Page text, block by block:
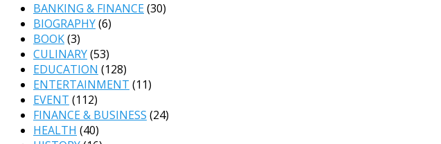
BANKING & FINANCE(30)
BIOGRAPHY(6)
BOOK(3)
CULINARY(53)
EDUCATION (128)
ENTERTAINMENT (11)
EVENT (112)
FINANCE & BUSINESS (24)
HEALTH (40)